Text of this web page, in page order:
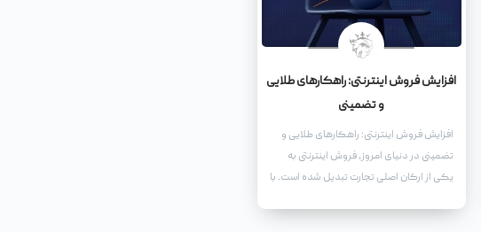
افزایش فروش اینترنتی: راهکارهای طلایی
و تضمینی
افزایش فروش اینترنتی: راهکارهای طلایی و
تضمینی در دنیای امروز، فروش اینترنتی به
یکی از ارکان اصلی تجارت تبدیل شده است. با